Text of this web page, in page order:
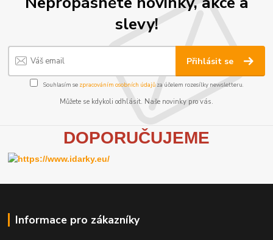
slevy!
Přihlásit se
Souhlasím se zpracováním osobních údajůza účelem rozesílky newsletteru.
Můžete se kdykoli odhlásit. Naše novinky pro vás.
DOPORUČUJEME
Informace pro zákazníky